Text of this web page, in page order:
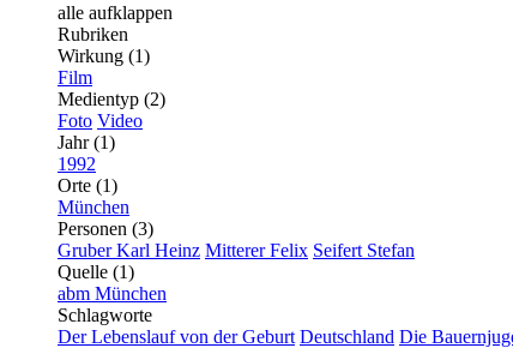
alle aufklappen
Rubriken
Wirkung (1)
Film
Medientyp (2)
Foto Video
Jahr (1)
1992
Orte (1)
München
Personen (3)
Gruber Karl Heinz Mitterer Felix Seifert Stefan
Quelle (1)
abm München
Schlagworte
Der Lebenslauf von der Geburt Deutschland Die